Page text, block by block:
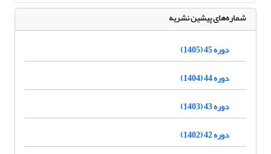
شماره‌های پیشین نشریه
دوره 45 (1405)
دوره 44 (1404)
دوره 43 (1403)
دوره 42 (1402)